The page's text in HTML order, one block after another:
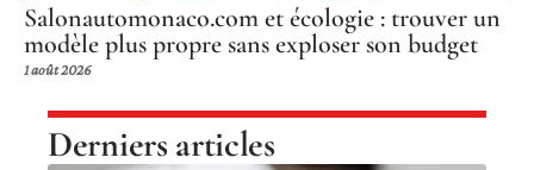
Salonautomonaco.com et écologie : trouver un
modèle plus propre sans exploser son budget
1 août 2026
Derniers articles